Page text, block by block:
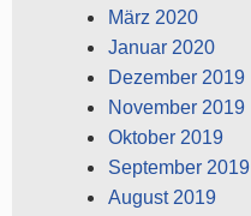
März 2020
Januar 2020
Dezember 2019
November 2019
Oktober 2019
September 2019
August 2019